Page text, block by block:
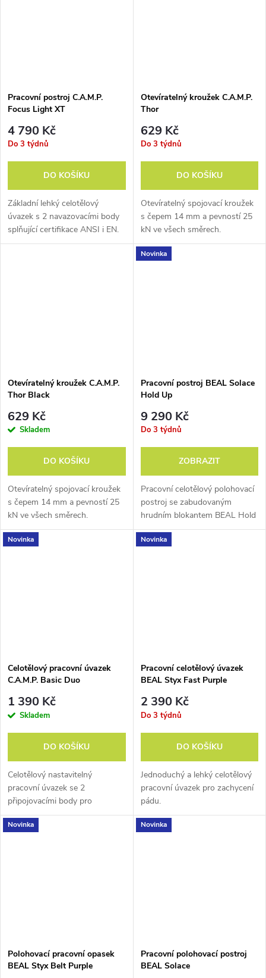
Pracovní postroj C.A.M.P.
Focus Light XT
4 790 Kč
Do 3 týdnů
DO KOŠÍKU
Základní lehký celotělový
úvazek s 2 navazovacími body
splňující certifikace ANSI i EN.
Otevíratelný kroužek C.A.M.P.
Thor
629 Kč
Do 3 týdnů
DO KOŠÍKU
Otevíratelný spojovací kroužek
s čepem 14 mm a pevností 25
kN ve všech směrech.
Otevíratelný kroužek C.A.M.P.
Thor Black
629 Kč
Skladem
DO KOŠÍKU
Otevíratelný spojovací kroužek
s čepem 14 mm a pevností 25
kN ve všech směrech.
Novinka
Pracovní postroj BEAL Solace
Hold Up
9 290 Kč
Do 3 týdnů
ZOBRAZIT
Pracovní celotělový polohovací
postroj se zabudovaným
hrudním blokantem BEAL Hold
Up, vhodný do systému
zachycení pádu.
Novinka
Celotělový pracovní úvazek
C.A.M.P. Basic Duo
1 390 Kč
Skladem
DO KOŠÍKU
Celotělový nastavitelný
pracovní úvazek se 2
připojovacími body pro
zachycení pádu. Součástí je
NFC štítek pro digitální
Novinka
Pracovní celotělový úvazek
BEAL Styx Fast Purple
2 390 Kč
Do 3 týdnů
DO KOŠÍKU
Jednoduchý a lehký celotělový
pracovní úvazek pro zachycení
pádu.
Novinka
Polohovací pracovní opasek
BEAL Styx Belt Purple
Novinka
Pracovní polohovací postroj
BEAL Solace